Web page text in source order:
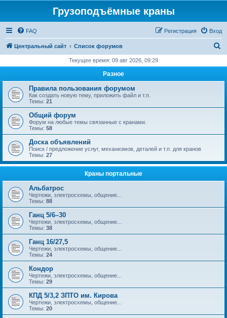
Грузоподъёмные краны
FAQ Вход
Регистрация
Центральный сайт Список форумов
с
Текущее время: 09 авг 2026, 09:29
Разное
Правила пользования форумом
Как создать новую тему, приложить файл и т.п.
Темы: 21
Общий форум
Форум на любые темы связанные с кранами.
Темы: 58
Доска объявлений
Поиск / предложение услуг, механизмов, деталей и т.п. для кранов
Темы: 27
Краны портальные
Альбатрос
Чертежи, электросхемы, общение...
Темы: 88
Ганц 5/6–30
Чертежи, электросхемы, общение...
Темы: 38
Ганц 16/27,5
Чертежи, электросхемы, общение...
Темы: 24
Кондор
Чертежи, электросхемы, общение...
Темы: 29
КПД 5/3,2 ЗПТО им. Кирова
Чертежи, электросхемы, общение...
Темы: 20